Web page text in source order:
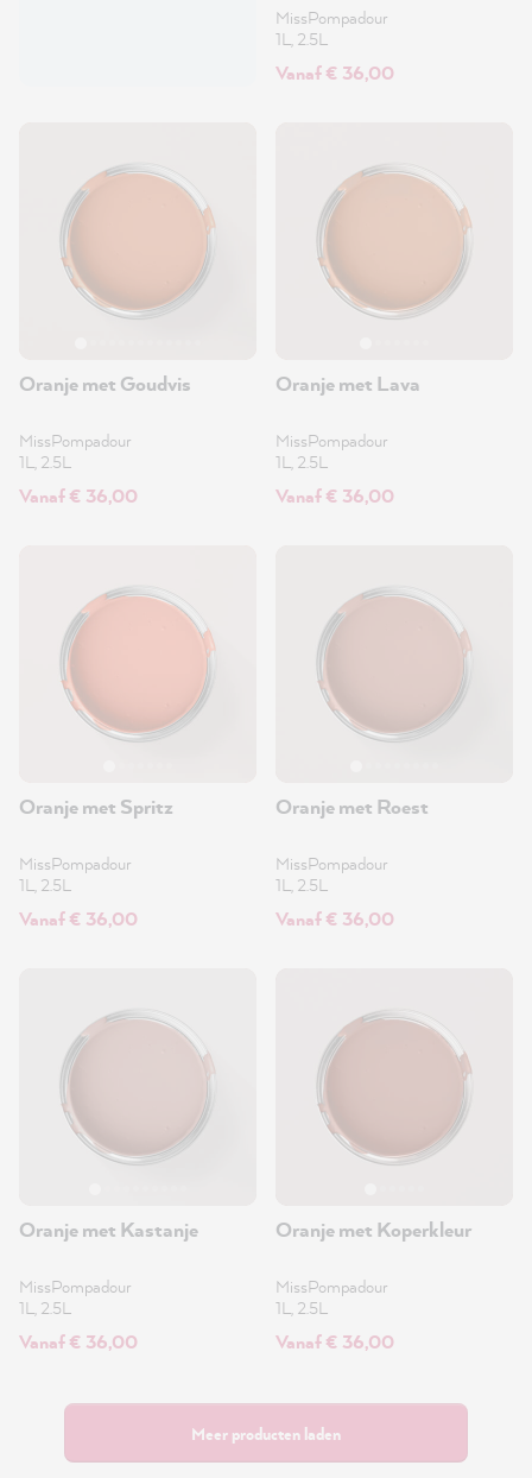
MissPompadour
1L, 2.5L
Vanaf € 36,00
Oranje met Goudvis
MissPompadour
1L, 2.5L
Vanaf € 36,00
Oranje met Lava
MissPompadour
1L, 2.5L
Vanaf € 36,00
Oranje met Spritz
MissPompadour
1L, 2.5L
Vanaf € 36,00
Oranje met Roest
MissPompadour
1L, 2.5L
Vanaf € 36,00
Oranje met Kastanje
MissPompadour
1L, 2.5L
Vanaf € 36,00
Oranje met Koperkleur
MissPompadour
1L, 2.5L
Vanaf € 36,00
Meer producten laden